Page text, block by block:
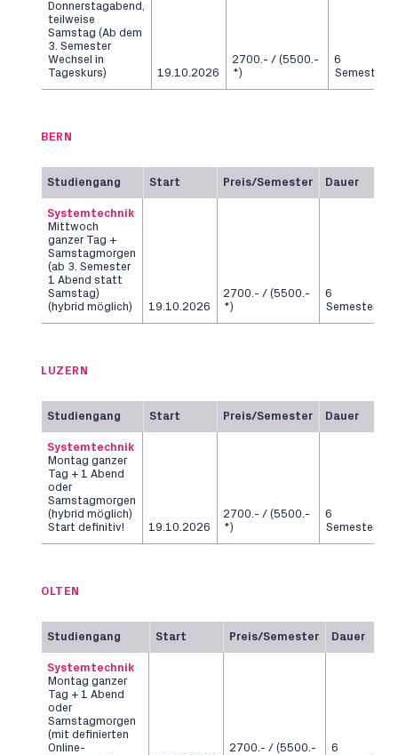
Donnerstagabend,
teilweise
Samstag (Ab dem
3. Semester
Wechsel in
Tageskurs)
19.10.2026
2700.- / (5500.-
*)
6
Semester
BERN
Studiengang Start Preis/Semester Dauer
Systemtechnik
Mittwoch
ganzer Tag +
Samstagmorgen
(ab 3. Semester
1 Abend statt
Samstag)
(hybrid möglich)
19.10.2026
2700.- / (5500.-
*)
6
Semester
LUZERN
Studiengang Start Preis/Semester Dauer
Systemtechnik
Montag ganzer
Tag + 1 Abend
oder
Samstagmorgen
(hybrid möglich)
Start definitiv!
19.10.2026
2700.- / (5500.-
*)
6
Semester
OLTEN
Studiengang Start Preis/Semester Dauer
Systemtechnik
Montag ganzer
Tag + 1 Abend
oder
Samstagmorgen
(mit definierten
Online-
2700.- / (5500.-
6